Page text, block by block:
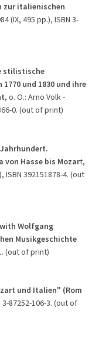
zur italienischen
(IX, 495 pp.), ISBN 3-
stilistische
und 1830 und ihre
, o. O.: Arno Volk -
0. (out of print)
von Hasse bis Mozart,
ISBN 392151878-4. (out
Wolfgang
Musikgeschichte
(out of print)
und Italien" (Rom
3-87252-106-3. (out of